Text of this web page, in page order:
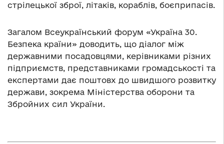
стрілецької зброї, літаків, кораблів, боєприпасів.
Загалом Всеукраїнський форум «Україна 30.
Безпека країни» доводить, що діалог між
державними посадовцями, керівниками різних
підприємств, представниками громадськості та
експертами дає поштовх до швидшого розвитку
держави, зокрема Міністерства оборони та
Збройних сил України.